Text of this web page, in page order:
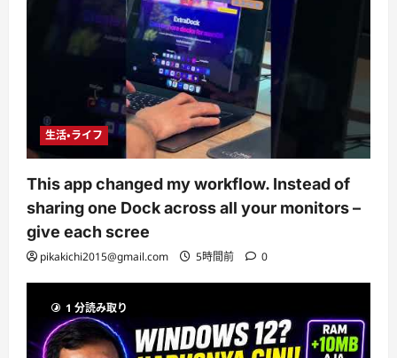
生活・ライフ
This app changed my workflow. Instead of
sharing one Dock across all your monitors –
give each scree
pikakichi2015@gmail.com 5時間前 0
1 分読み取り